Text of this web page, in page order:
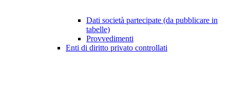
Dati società partecipate (da pubblicare in
tabelle)
Provvedimenti
Enti di diritto privato controllati